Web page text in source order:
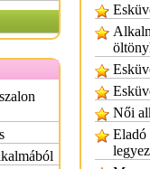
Női
Eladó